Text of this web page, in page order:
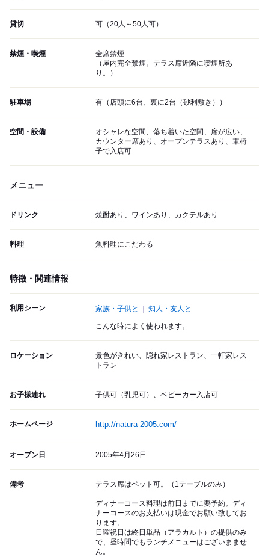
貸切 可（20人～50人可）
禁煙・喫煙
全席禁煙
（屋内完全禁煙。テラス席近隣に喫煙所あ
り。）
駐車場 有（店頭に6台、裏に2台（砂利敷き））
空間・設備
オシャレな空間、落ち着いた空間、席が広い、
カウンター席あり、オープンテラスあり、車椅
子で入店可
メニュー
ドリンク 焼酎あり、ワインあり、カクテルあり
料理 魚料理にこだわる
特徴・関連情報
利用シーン 家族・子供と 知人・友人と
こんな時によく使われます。
ロケーション
景色がきれい、隠れ家レストラン、一軒家レス
トラン
お子様連れ 子供可（乳児可）、ベビーカー入店可
ホームページ http://natura-2005.com/
オープン日 2005年4月26日
備考 テラス席はペット可。（1テーブルのみ）
ディナーコース料理は前日までに要予約。ディ
ナーコースのお支払いは現金でお願い致してお
ります。
日曜祝日は終日単品（アラカルト）の提供のみ
で、昼時間でもランチメニューはございまませ
ん。